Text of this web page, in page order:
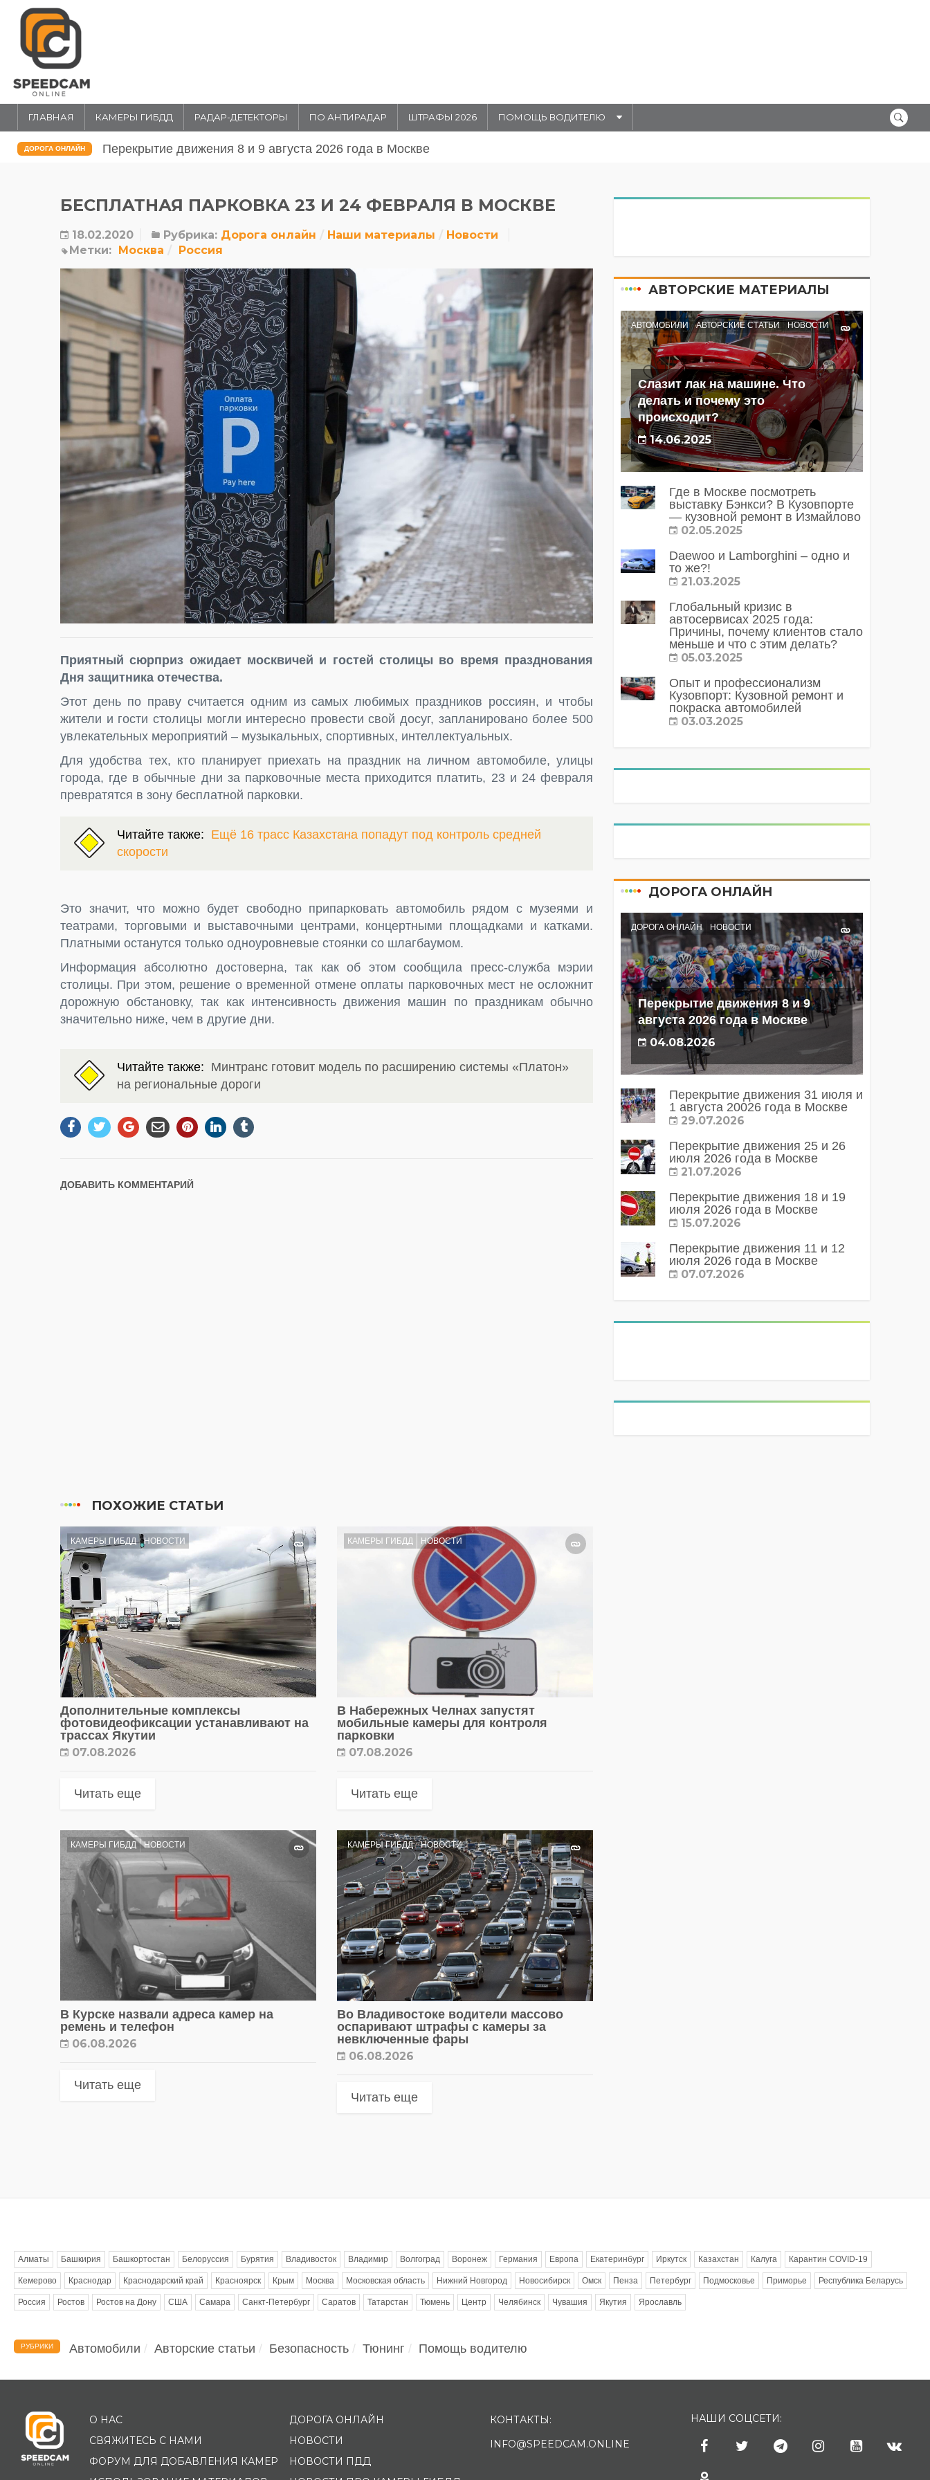
ГЛАВНАЯ КАМЕРЫ ГИБДД РАДАР-ДЕТЕКТОРЫ ПО АНТИРАДАР ШТРАФЫ 2026 ПОМОЩЬ ВОДИТЕЛЮ
ДОРОГА ОНЛАЙН Перекрытие движения 31 июля и 1 августа 20026 года в Москве
БЕСПЛАТНАЯ ПАРКОВКА 23 И 24 ФЕВРАЛЯ В МОСКВЕ
18.02.2020 Рубрика: Дорога онлайн Наши материалы
Новости
Метки: Москва Россия
Приятный сюрприз ожидает москвичей и гостей столицы во время празднования
Дня защитника отечества.
Этот день по праву считается одним из самых любимых праздников россиян, и чтобы
жители и гости столицы могли интересно провести свой досуг, запланировано более 500
увлекательных мероприятий – музыкальных, спортивных, интеллектуальных.
Для удобства тех, кто планирует приехать на праздник на личном автомобиле, улицы
города, где в обычные дни за парковочные места приходится платить, 23 и 24 февраля
превратятся в зону бесплатной парковки.
Читайте также: Ещё 16 трасс Казахстана попадут под контроль средней
скорости
Это значит, что можно будет свободно припарковать автомобиль рядом с музеями и
театрами, торговыми и выставочными центрами, концертными площадками и катками.
Платными останутся только одноуровневые стоянки со шлагбаумом.
Информация абсолютно достоверна, так как об этом сообщила пресс-служба мэрии
столицы. При этом, решение о временной отмене оплаты парковочных мест не осложнит
дорожную обстановку, так как интенсивность движения машин по праздникам обычно
значительно ниже, чем в другие дни.
Читайте также: Минтранс готовит модель по расширению системы «Платон»
на региональные дороги
ДОБАВИТЬ КОММЕНТАРИЙ
ПОХОЖИЕ СТАТЬИ
КАМЕРЫ ГИБДД НОВОСТИ
Дополнительные комплексы
фотовидеофиксации устанавливают на
трассах Якутии
07.08.2026
Читать еще
КАМЕРЫ ГИБДД НОВОСТИ
В Набережных Челнах запустят
мобильные камеры для контроля
парковки
07.08.2026
Читать еще
КАМЕРЫ ГИБДД НОВОСТИ
В Курске назвали адреса камер на
ремень и телефон
06.08.2026
Читать еще
КАМЕРЫ ГИБДД НОВОСТИ
Во Владивостоке водители массово
оспаривают штрафы с камеры за
невключенные фары
06.08.2026
Читать еще
АВТОРСКИЕ МАТЕРИАЛЫ
АВТОМОБИЛИ АВТОРСКИЕ СТАТЬИ НОВОСТИ
Слазит лак на машине. Что
делать и почему это
происходит?
14.06.2025
Где в Москве посмотреть
выставку Бэнкси? В Кузовпорте
— кузовной ремонт в Измайлово
02.05.2025
Daewoo и Lamborghini – одно и
то же?!
21.03.2025
Глобальный кризис в
автосервисах 2025 года:
Причины, почему клиентов стало
меньше и что с этим делать?
05.03.2025
Опыт и профессионализм
Кузовпорт: Кузовной ремонт и
покраска автомобилей
03.03.2025
ДОРОГА ОНЛАЙН
ДОРОГА ОНЛАЙН НОВОСТИ
Перекрытие движения 8 и 9
августа 2026 года в Москве
04.08.2026
Перекрытие движения 31 июля и
1 августа 20026 года в Москве
29.07.2026
Перекрытие движения 25 и 26
июля 2026 года в Москве
21.07.2026
Перекрытие движения 18 и 19
июля 2026 года в Москве
15.07.2026
Перекрытие движения 11 и 12
июля 2026 года в Москве
07.07.2026
Алматы Башкирия Башкортостан Белоруссия Бурятия Владивосток Владимир Волгоград Воронеж Германия Европа Екатеринбург Иркутск Казахстан Калуга Карантин COVID-19
Кемерово Краснодар Краснодарский край Красноярск Крым Москва Московская область Нижний Новгород Новосибирск Омск Пенза Петербург Подмосковье Приморье Республика Беларусь
Россия Ростов Ростов на Дону США Самара Санкт-Петербург Саратов Татарстан Тюмень Центр Челябинск Чувашия Якутия Ярославль
РУБРИКИ Автомобили Авторские статьи Безопасность Тюнинг Помощь водителю
О НАС
СВЯЖИТЕСЬ С НАМИ
ФОРУМ ДЛЯ ДОБАВЛЕНИЯ КАМЕР
ДОРОГА ОНЛАЙН
НОВОСТИ
НОВОСТИ ПДД
КОНТАКТЫ:
INFO@SPEEDCAM.ONLINE
НАШИ СОЦСЕТИ: